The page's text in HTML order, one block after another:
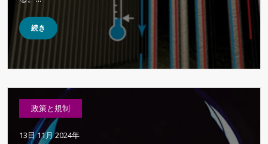
続き
政策と規制
13日 11月 2024年